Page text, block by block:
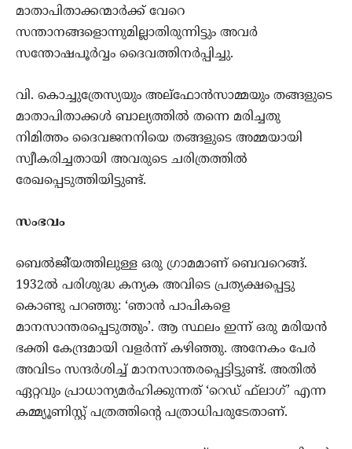
മാതാപിതാക്കന്മാര്‍ക്ക് വേറെ
സന്താനങ്ങളൊന്നുമില്ലാതിരുന്നിട്ടും അവര്‍
സന്തോഷപൂര്‍വ്വം ദൈവത്തിനര്‍പ്പിച്ചു.
വി. കൊച്ചുത്രേസ്യയും അല്‌ഫോന്‍സാമ്മയും തങ്ങളുടെ
മാതാപിതാക്കള്‍ ബാല്യത്തില്‍ തന്നെ മരിച്ചതു
നിമിത്തം ദൈവജനനിയെ തങ്ങളുടെ അമ്മയായി
സ്വീകരിച്ചതായി അവരുടെ ചരിത്രത്തില്‍
രേഖപ്പെടുത്തിയിട്ടുണ്ട്.
സംഭവം
ബെല്‍ജി്യത്തിലുള്ള ഒരു ഗ്രാമമാണ് ബെവറെങ്ങ്.
1932ല്‍ പരിശുദ്ധ കന്യക അവിടെ പ്രത്യക്ഷപ്പെട്ടു
കൊണ്ടു പറഞ്ഞു: ‘ഞാന്‍ പാപികളെ
മാനസാന്തരപ്പെടുത്തും’. ആ സ്ഥലം ഇന്ന് ഒരു മരിയന്‍
ഭക്തി കേന്ദ്രമായി വളര്‍ന്ന് കഴിഞ്ഞു. അനേകം പേര്‍
അവിടം സന്ദര്‍ശിച്ച് മാനസാന്തരപ്പെട്ടിട്ടുണ്ട്. അതില്‍
ഏറ്റവും പ്രാധാന്യമര്‍ഹിക്കുന്നത് ‘റെഡ് ഫ്‌ലാഗ്’ എന്ന
കമ്മ്യൂണിസ്റ്റ് പത്രത്തിന്റെ പത്രാധിപരുടേതാണ്.